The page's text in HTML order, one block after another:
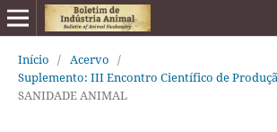
Início / Acervo /
Suplemento: III Encontro Científico de
SANIDADE ANIMAL